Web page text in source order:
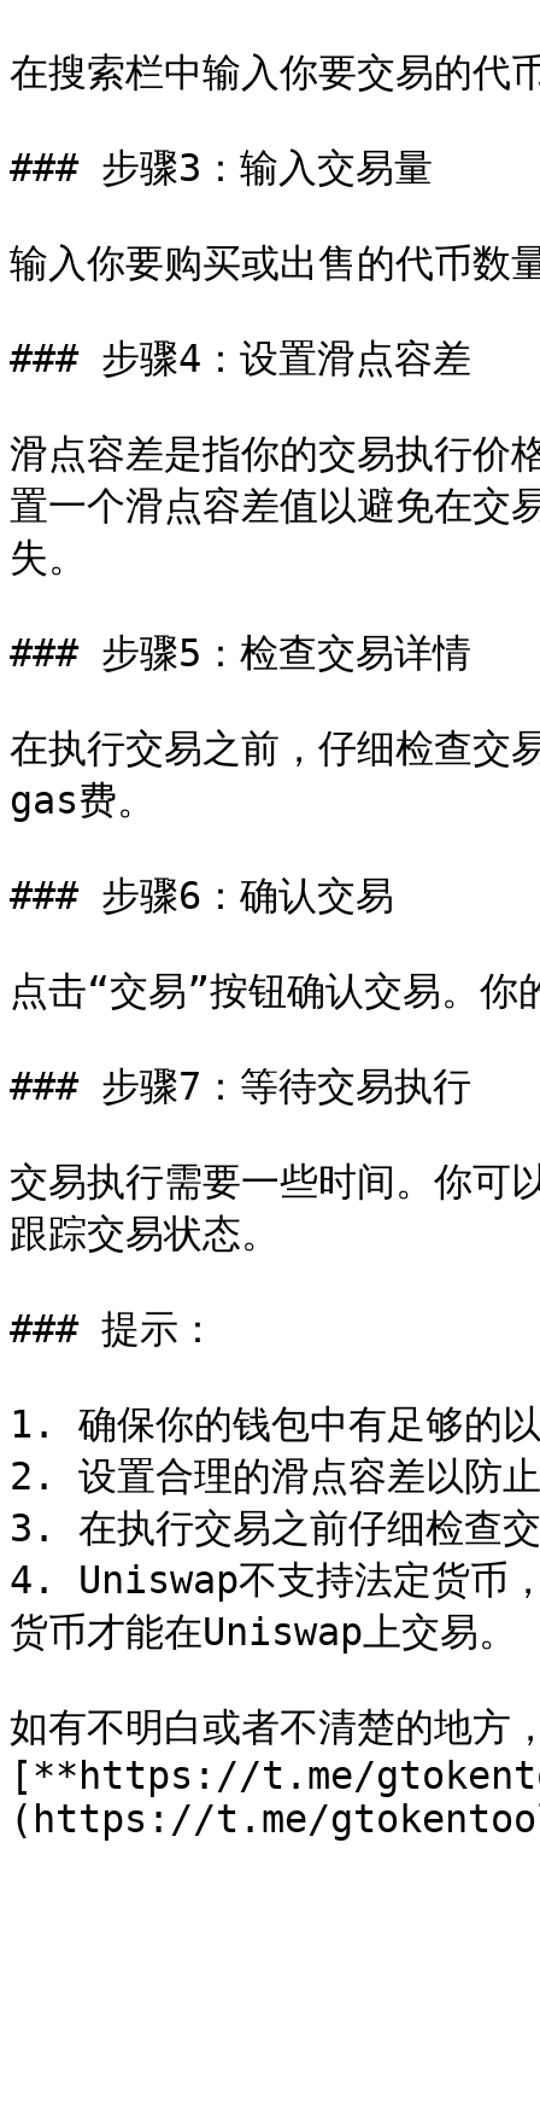
在搜索栏中输入你要交易的代
### 步骤3：输入交易量
输入你要购买或出售的代币数
### 步骤4：设置滑点容差
滑点容差是指你的交易执行价
置一个滑点容差值以避免在交
失。
### 步骤5：检查交易详情
在执行交易之前，仔细检查交
gas费。
### 步骤6：确认交易
点击“交易”按钮确认交易。你
### 步骤7：等待交易执行
交易执行需要一些时间。你可
跟踪交易状态。
### 提示：
1. 确保你的钱包中有足够的
2. 设置合理的滑点容差以防
3. 在执行交易之前仔细检查
4. Uniswap不支持法定货币
货币才能在Uniswap上交易。
如有不明白或者不清楚的地方
[**https://t.me/